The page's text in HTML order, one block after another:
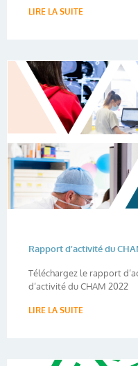
LIRE LA SUITE
Rapport d’activité du
Téléchargez le rapport
d’activité du CHAM 2022
LIRE LA SUITE